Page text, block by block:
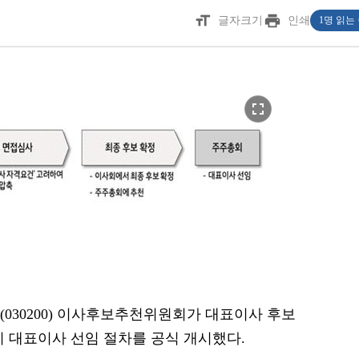
format_size 글자크기 print 인쇄 1명 읽는
fullscreen
이사후보추천위원회가 대표이사 후보
대표이사 선임 절차를 공식 개시했다.